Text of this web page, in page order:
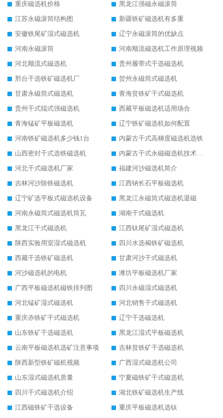
重庆磁选机价格
黑龙江强磁永磁滚筒
江苏永磁滚筒结构图
新疆铁矿磁选机有多重
安徽铁尾矿湿式磁选机
辽宁永磁滚筒的优缺点
河南永磁滚筒
河南顺流磁选机工作原理视频
河北顺流式磁选机
贵州履带式干选磁选机
邢台干选铁矿磁选机厂
贺州永磁筒式磁选机
甘肃永磁筒式磁选机
青海贫铁矿干式磁选机
贵州干式辊式强磁选机
西藏平板磁选机适用场合
青海锰矿平板磁选机
辽宁铁矿磁选机如何配置
河南铁矿磁选机多少钱1台
内蒙古干式高梯度磁选机选铁
山西密封干式选铁磁选机
内蒙古干式永磁磁选机技术要求
河北干式磁选机厂家
福建河沙磁选机简介
吉林河沙除铁磁选机
江西钠长石平板磁选机
辽宁矿选平板式磁选机设备
黑龙江永磁筒式磁选机退磁
河南永磁筒式磁选机筒瓦
湖南干式磁选机
黑龙江干式磁选机
江西钛尾矿湿式磁选机
陕西实验用室湿式磁选机
四川水选褐铁矿磁选机
西藏干选铁矿磁选机
甘肃河沙干式磁选机
河沙磁选机的电机
潍坊平板磁选机厂家
广西平板磁选机磁铁排列图
四川永磁湿式磁选机
河北锰矿湿式磁选机
河北销售干式磁选机
重庆赤铁矿干式磁选机
辽宁干选磁选机
山东铁矿干选磁选机
黑龙江湿式平板磁选机
云南平板磁选机选矿注意事项
吉林贫铁矿干选磁选机
陕西新型铁矿磁机视频
广西湿式磁选机公司
山东湿式磁选机质量
宁夏磁铁矿干式磁选机
四川干式磁选机介绍
湖北铁矿磁选机生产线
江西磁铁矿干选设备
重庆平板磁选机选钛